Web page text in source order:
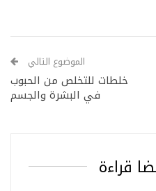
الموضوع التالي
خلطات للتخلص من الحبوب
في البشرة والجسم
قراءة